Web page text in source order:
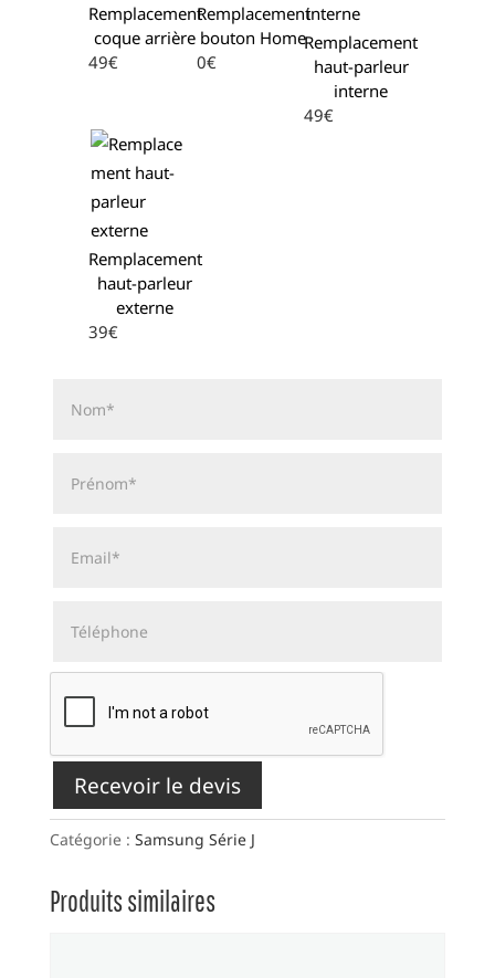
Remplacement
coque arrière
49€
Remplacement
bouton Home
0€
Remplacement
haut-parleur
interne
49€
Remplacement
haut-parleur
externe
39€
Recevoir le devis
Catégorie : Samsung Série J
Produits similaires